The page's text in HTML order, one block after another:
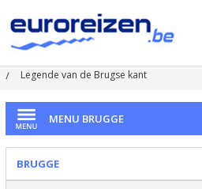
Legende van de Brugse kant
MENU BRUGGE
BRUGGE